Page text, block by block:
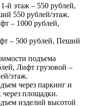
й этаж – 550 рублей,
550 рублей/этаж.
– 1000 рублей,
– 500 рублей, Пеший
подъема
Лифт грузовой –
этаж.
через паркинг и
через площадки.
изделий высотой